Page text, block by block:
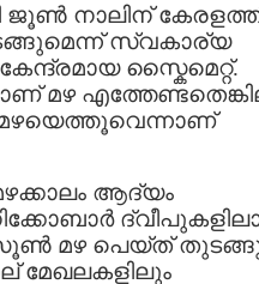
ജൂൺ നാലിന്
സ്വകാര്യ
സ്കൈമെറ്റ്.
മഴ
ആദ്യം
മഴ പെയ്ത്
മേഖലകളിലും